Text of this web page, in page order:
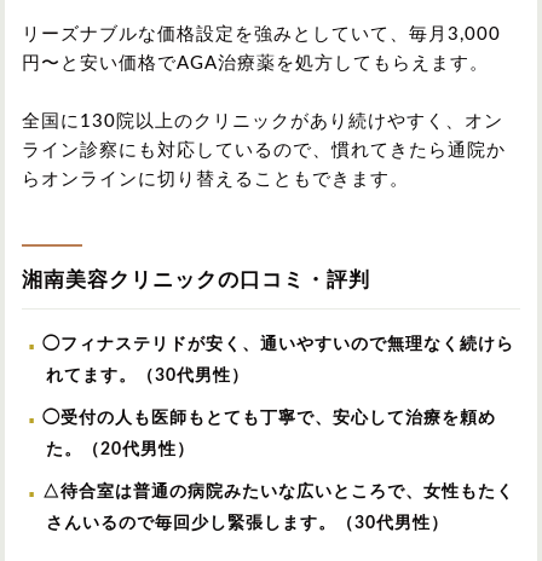
リーズナブルな価格設定を強みとしていて、毎月3,000
円〜と安い価格でAGA治療薬を処方してもらえます。
全国に130院以上のクリニックがあり続けやすく、オン
ライン診察にも対応しているので、慣れてきたら通院か
らオンラインに切り替えることもできます。
湘南美容クリニックの口コミ・評判
◯フィナステリドが安く、通いやすいので無理なく続けら
れてます。（30代男性）
◯受付の人も医師もとても丁寧で、安心して治療を頼め
た。（20代男性）
△待合室は普通の病院みたいな広いところで、女性もたく
さんいるので毎回少し緊張します。（30代男性）